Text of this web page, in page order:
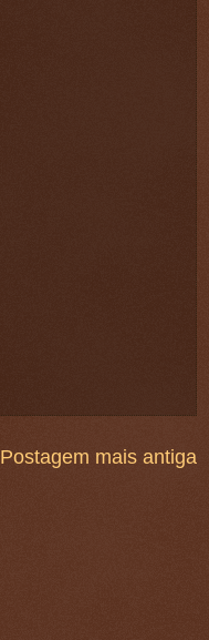
Postagem mais antiga